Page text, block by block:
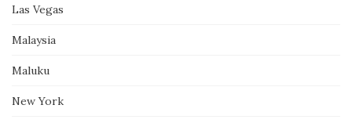
Las Vegas
Malaysia
Maluku
New York